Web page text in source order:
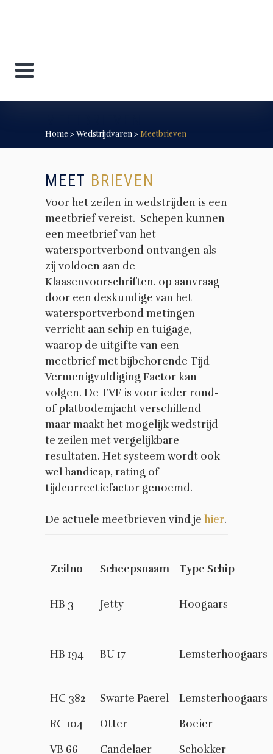
Home > Wedstrijdvaren> Meetbrieven
MEET BRIEVEN
Voor het zeilen in wedstrijden is een
meetbrief vereist. Schepen kunnen
een meetbrief van het
watersportverbond ontvangen als
zij voldoen aan de
Klaasenvoorschriften. op aanvraag
door een deskundige van het
watersportverbond metingen
verricht aan schip en tuigage,
waarop de uitgifte van een
meetbrief met bijbehorende Tijd
Vermenigvuldiging Factor kan
volgen. De TVF is voor ieder rond-
of platbodemjacht verschillend
maar maakt het mogelijk wedstrijd
te zeilen met vergelijkbare
resultaten. Het systeem wordt ook
wel handicap, rating of
tijdcorrectiefactor genoemd.
De actuele meetbrieven vind je hier.
Zeilno Scheepsnaam Type Schip
HB 3 Jetty Hoogaars
HB 194 BU 17 Lemsterhoogaars
HC 382 Swarte Paerel
Lemsterhoogaars
RC 104
Otter
Boeier
VB 66
Candelaer
Schokker